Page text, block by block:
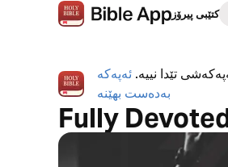
کتێبی پیرۆز
تێدا نییە. ئەپەکە
بەدەست بهێنە
Fully